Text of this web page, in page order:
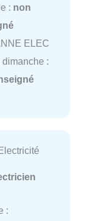
: non
ELEC
:
: